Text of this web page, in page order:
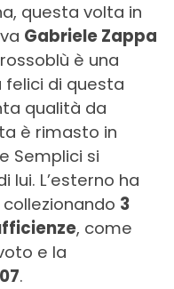
questa volta in
Gabriele Zappa
è una
felici di questa
qualità da
è rimasto in
Semplici si
lui. L’esterno ha
collezionando 3
, come
e la
.